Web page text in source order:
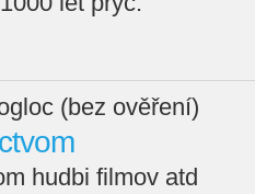
(bez ověření)
hudbi filmov atd